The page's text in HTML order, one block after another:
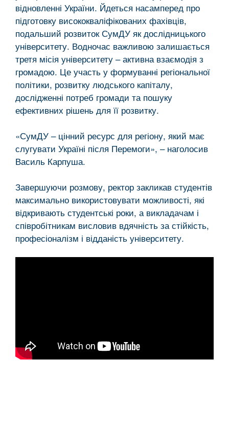
відновленні України. Йдеться насамперед про
підготовку висококваліфікованих фахівців,
подальший розвиток СумДУ як дослідницького
університету. Водночас важливою залишається
третя місія університету – активна взаємодія з
громадою. Це участь у формуванні регіональної
політики, розвитку людського капіталу,
дослідженні потреб громади та пошуку
ефективних рішень для її розвитку.
«СумДУ – цінний ресурс для регіону, який має
слугувати Україні після Перемоги», – наголосив
Василь Карпуша.
Завершуючи розмову, ректор закликав студентів
максимально використовувати можливості, які
відкривають студентські роки, а викладачам і
співробітникам висловив вдячність за стійкість,
професіоналізм і відданість університету.